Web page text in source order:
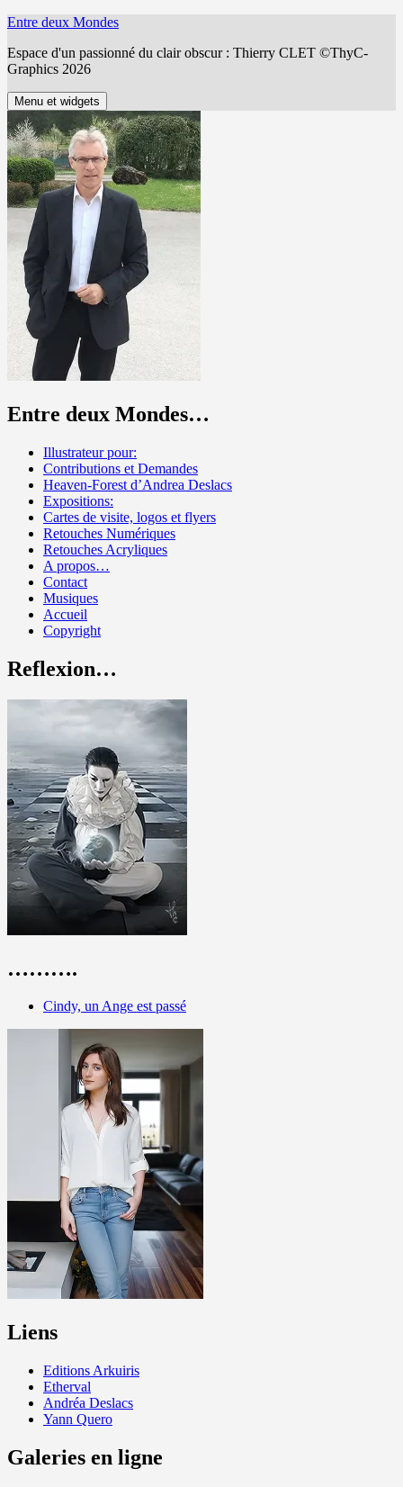
Aller
contenu
Entre deux Mondes
Espace d'un passionné du clair obscur : Thierry CLET ©ThyC-
Graphics 2026
Menu et widgets
Entre deux Mondes…
Illustrateur pour:
Contributions et Demandes
Heaven-Forest d’Andrea Deslacs
Expositions:
Cartes de visite, logos et flyers
Retouches Numériques
Retouches Acryliques
A propos…
Contact
Musiques
Accueil
Copyright
Reflexion…
……….
Cindy, un Ange est passé
Liens
Editions Arkuiris
Etherval
Andréa Deslacs
Yann Quero
Galeries en ligne